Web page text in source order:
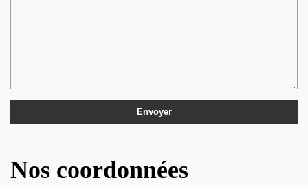
Nos coordonnées